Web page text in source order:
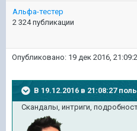
Альфа-тестер
2 324 публикации
Опубликовано: 19 дек 2016,
В 19.12.2016 в 21:08:27
Скандалы, интриги,